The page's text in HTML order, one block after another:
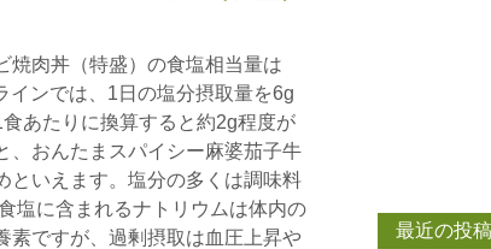
焼肉丼（特盛）の食塩相当量は
インでは、1日の塩分摂取量を6g
あたりに換算すると約2g程度が
、おんたまスパイシー麻婆茄子牛
といえます。塩分の多くは調味料
塩に含まれるナトリウムは体内の
素ですが、過剰摂取は血圧上昇や
最近の投稿